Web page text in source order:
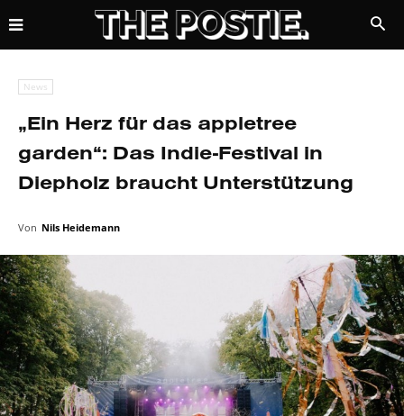
News
„Ein Herz für das appletree
garden“: Das Indie-Festival in
Diepholz braucht Unterstützung
Von Nils Heidemann